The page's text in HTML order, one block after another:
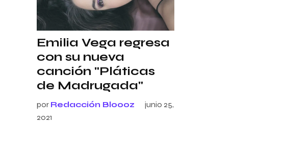
Emilia Vega regresa
con su nueva
canción "Pláticas
de Madrugada"
por Redacción Bloooz
junio 25,
2021